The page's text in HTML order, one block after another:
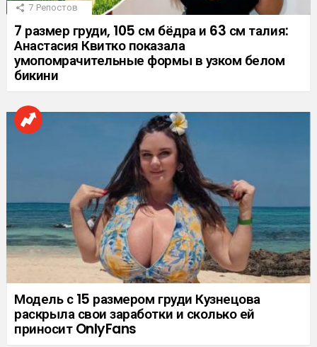
7 Репостов
7 размер груди, 105 см бёдра и 63 см талия:
Анастасия Квитко показала
умопомрачительные формы в узком белом
бикини
Модель с 15 размером груди Кузнецова
раскрыла свои заработки и сколько ей
приносит OnlyFans